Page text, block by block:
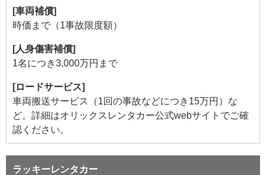
[車両補償]
時価まで（1事故限度額）
[人身傷害補償]
1名につき3,000万円まで
[ロードサービス]
車両搬送サービス（1回の事故などにつき15万円）な
ど。詳細はオリックスレンタカー公式webサイトでご確
認ください。
ラッキーレンタカー